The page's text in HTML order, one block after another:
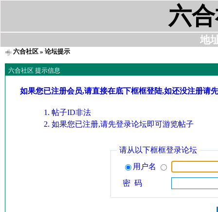
六
地
六合社区» 论坛提示
六合社区 提示信息
如果您已注册会员,请直接在底下框框登陆,如还没注册请
帖子ID非法
如果您已注册,请先登录论坛即可游览帖子
请从以下框框登录论坛
用户名
密 码